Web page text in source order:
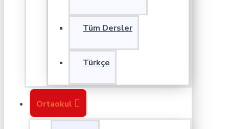
Tüm Dersler
Türkçe
Ortaokul